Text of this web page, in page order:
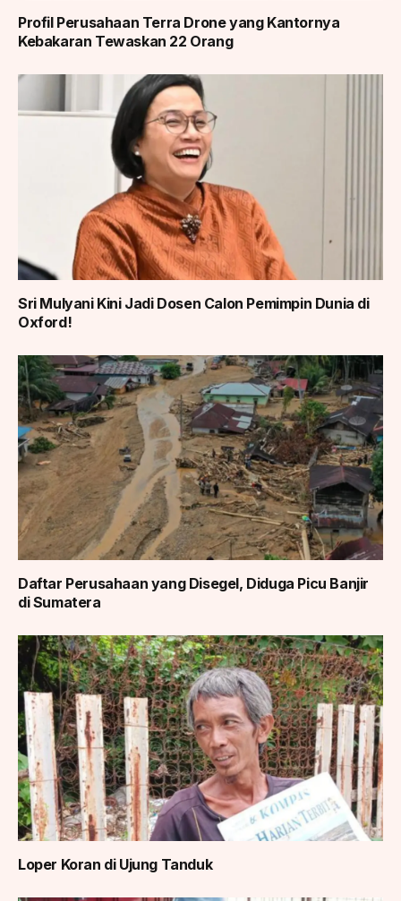
Profil Perusahaan Terra Drone yang Kantornya
Kebakaran Tewaskan 22 Orang
Sri Mulyani Kini Jadi Dosen Calon Pemimpin Dunia di
Oxford!
Daftar Perusahaan yang Disegel, Diduga Picu Banjir
di Sumatera
Loper Koran di Ujung Tanduk